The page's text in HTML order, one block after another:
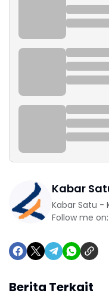
Kabar
Kabar Satu -
Follow me on:
Berita Terkait